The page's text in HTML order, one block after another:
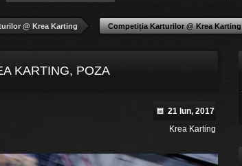
@ Krea Karting Competiția Karturilor @ Krea Karting
KARTING, POZA
21 Iun, 2017
Krea Karting